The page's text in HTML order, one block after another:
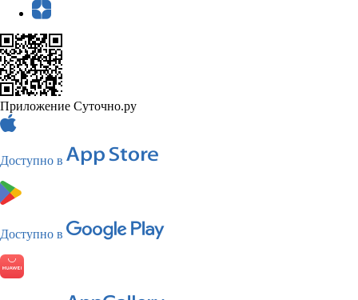
Приложение Суточно.ру
Доступно в
Доступно в